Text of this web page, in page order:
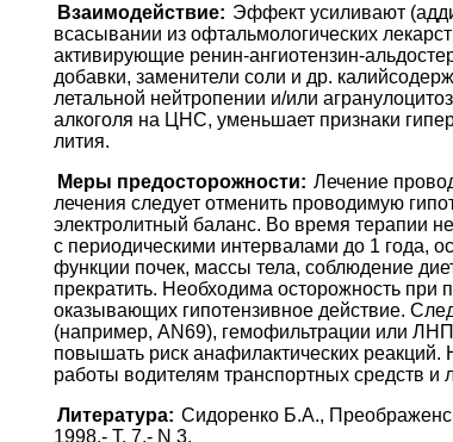
Взаимодействие: Эффект усиливают
всасывании из офтальмологических
активирующие ренин-ангиотензин-
добавки, заменители соли и др.
летальной нейтропении и/или
алкоголя на ЦНС, уменьшает признаки
лития.
Меры предосторожности: Лечение
лечения следует отменить проводимую
электролитный баланс. Во время терапии
с периодическими интервалами до 1 года,
функции почек, массы тела, соблюдение
прекратить. Необходима осторожность при
оказывающих гипотензивное действие.
(например, АN69), гемофильтрации или
повышать риск анафилактических
работы водителям транспортных средств
Литература: Сидоренко Б.А.,
1998.- Т. 7.- N 3.